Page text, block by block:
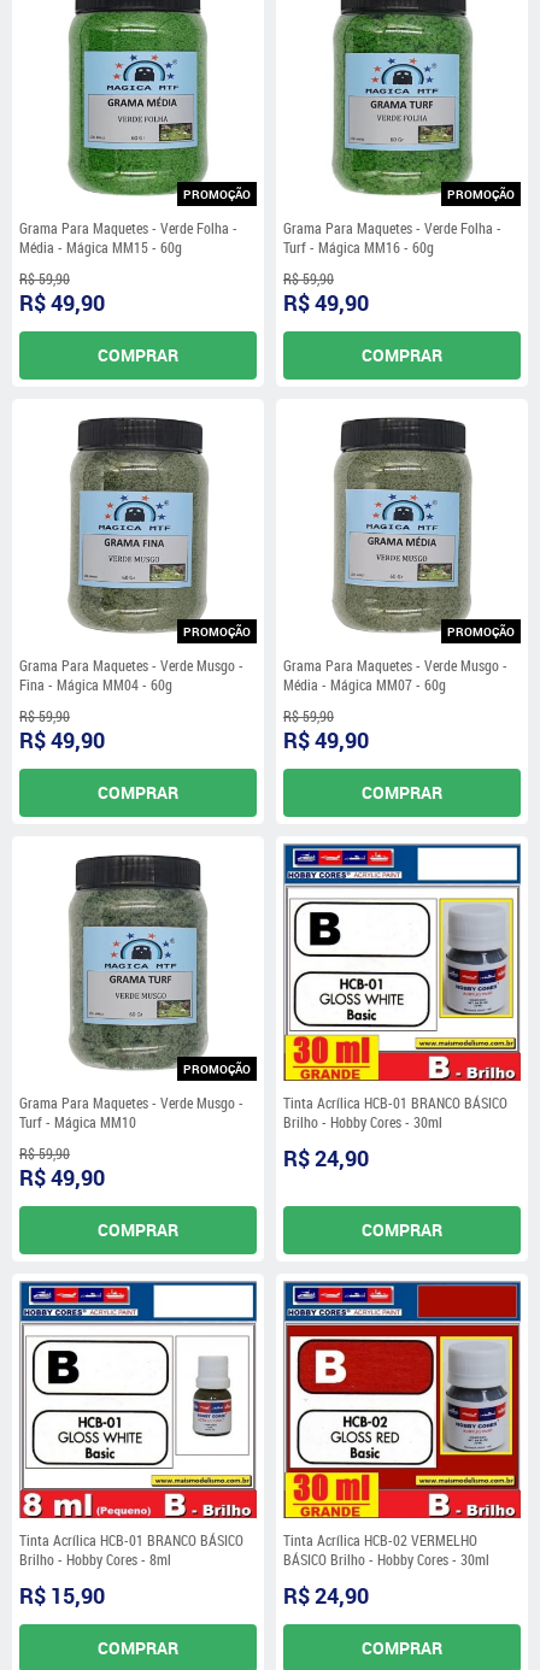
PROMOÇÃO
Grama Para Maquetes - Verde Folha -
Média - Mágica MM15 - 60g
R$ 59,90
R$ 49,90
COMPRAR
PROMOÇÃO
Grama Para Maquetes - Verde Folha -
Turf - Mágica MM16 - 60g
R$ 59,90
R$ 49,90
COMPRAR
PROMOÇÃO
Grama Para Maquetes - Verde Musgo -
Fina - Mágica MM04 - 60g
R$ 59,90
R$ 49,90
COMPRAR
PROMOÇÃO
Grama Para Maquetes - Verde Musgo -
Média - Mágica MM07 - 60g
R$ 59,90
R$ 49,90
COMPRAR
PROMOÇÃO
Grama Para Maquetes - Verde Musgo -
Turf - Mágica MM10
R$ 59,90
R$ 49,90
COMPRAR
Tinta Acrílica HCB-01 BRANCO BÁSICO
Brilho - Hobby Cores - 30ml
R$ 24,90
COMPRAR
Tinta Acrílica HCB-01 BRANCO BÁSICO
Brilho - Hobby Cores - 8ml
R$ 15,90
COMPRAR
Tinta Acrílica HCB-02 VERMELHO
BÁSICO Brilho - Hobby Cores - 30ml
R$ 24,90
COMPRAR